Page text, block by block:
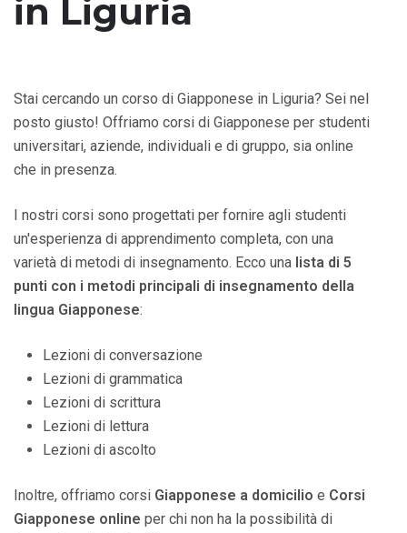
in Liguria
Stai cercando un corso di Giapponese in Liguria? Sei nel
posto giusto! Offriamo corsi di Giapponese per studenti
universitari, aziende, individuali e di gruppo, sia online
che in presenza.
I nostri corsi sono progettati per fornire agli studenti
un'esperienza di apprendimento completa, con una
varietà di metodi di insegnamento. Ecco una lista di 5
punti con i metodi principali di insegnamento della
lingua Giapponese:
Lezioni di conversazione
Lezioni di grammatica
Lezioni di scrittura
Lezioni di lettura
Lezioni di ascolto
Inoltre, offriamo corsi Giapponese a domicilio e Corsi
Giapponese online per chi non ha la possibilità di